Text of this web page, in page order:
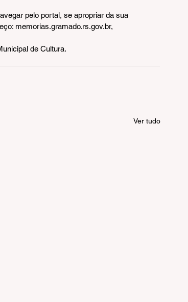
pelo portal, se apropriar da sua
memorias.gramado.rs.gov.br,
de Cultura.
Ver tudo